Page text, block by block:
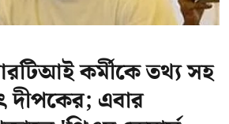
কর্মীকে তথ্য সহ
দীপকের; এবার